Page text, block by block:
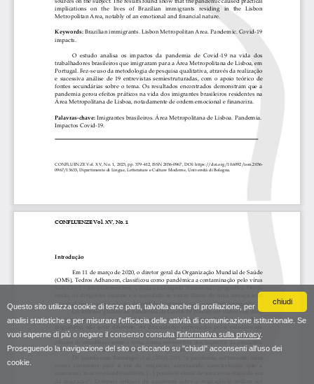
chiudi
Questo sito utilizza cookie di terze parti, talvolta anche di profilazione, per
analisi statistiche e per misurare l'efficacia delle attività di comunicazione istituzionale. Se
vuoi saperne di più o negare il consenso consulta l'informativa sulla privacy.
Proseguendo la navigazione del sito o cliccando su "chiudi" acconsenti all'uso dei
cookie.